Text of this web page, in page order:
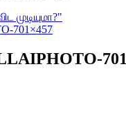
முடியுமா?"